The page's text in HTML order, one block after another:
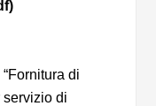
di
servizio di